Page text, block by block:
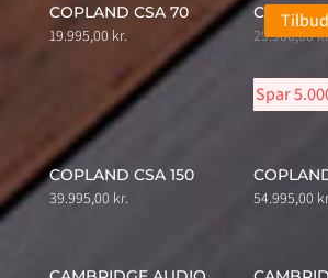
COPLAND CSA 70
19.995,00 kr.
Tilbud
29.900,00
Spar
COPLAND CSA 150
39.995,00 kr.
54.995,00